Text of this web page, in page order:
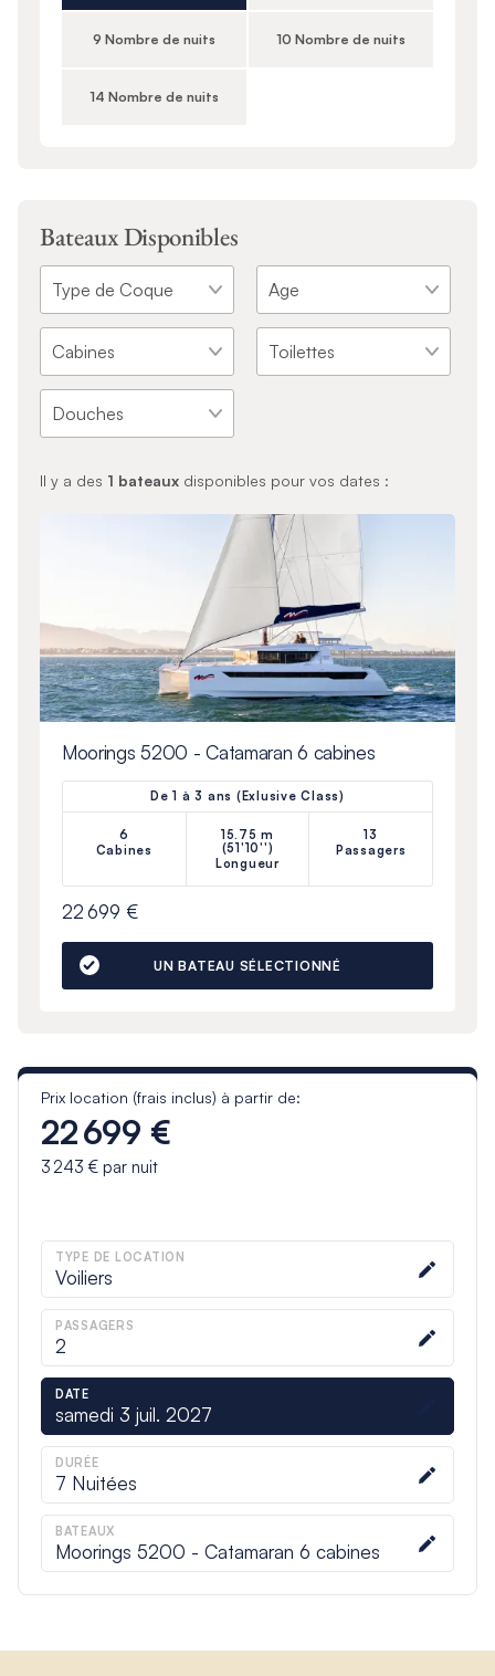
9 Nombre de nuits 10 Nombre de nuits
14 Nombre de nuits
Bateaux Disponibles
Il y a des 1 bateauxdisponibles pour vos dates :
Moorings 5200 - Catamaran 6 cabines
De 1 à 3 ans (Exlusive Class)
6
Cabines
15.75 m
(51'10'')
Longueur
13
Passagers
22 699 €
UN BATEAU SÉLECTIONNÉ
Prix location (frais inclus) à partir de:
22 699 €
3 243 €par nuit
TYPE DE LOCATION
Voiliers
PASSAGERS
2
DATE
samedi 3 juil. 2027
DURÉE
7 Nuitées
BATEAUX
Moorings 5200 - Catamaran 6 cabines